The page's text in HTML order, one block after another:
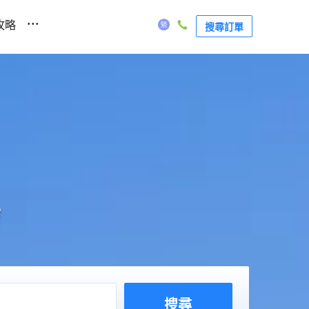
略 ... 搜尋訂單
搜尋